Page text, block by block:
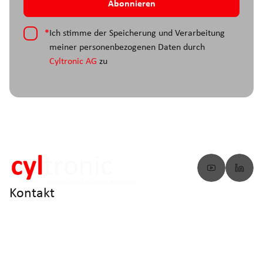
*Ich stimme der Speicherung und Verarbeitung
meiner personenbezogenen Daten durch
Cyltronic AG zu
Kontakt